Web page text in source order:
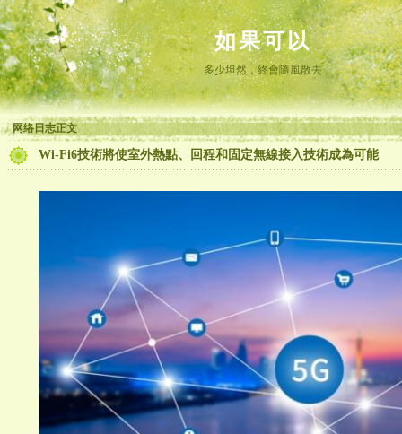
如果可以
多少坦然，終會隨風散去
网络日志正文
Wi-Fi6技術將使室外熱點、回程和固定無線接入技術成為可能